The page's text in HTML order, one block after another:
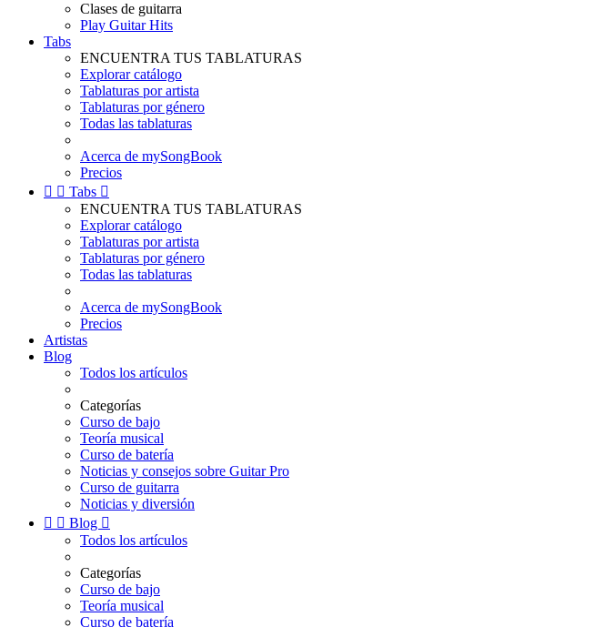
Clases de guitarra
Play Guitar Hits
Tabs
ENCUENTRA TUS TABLATURAS
Explorar catálogo
Tablaturas por artista
Tablaturas por género
Todas las tablaturas
Acerca de mySongBook
Precios
  Tabs 
ENCUENTRA TUS TABLATURAS
Explorar catálogo
Tablaturas por artista
Tablaturas por género
Todas las tablaturas
Acerca de mySongBook
Precios
Artistas
Blog
Todos los artículos
Categorías
Curso de bajo
Teoría musical
Curso de batería
Noticias y consejos sobre Guitar Pro
Curso de guitarra
Noticias y diversión
  Blog 
Todos los artículos
Categorías
Curso de bajo
Teoría musical
Curso de batería